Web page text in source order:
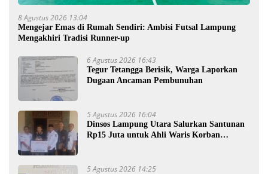
8 Agustus 2026 13:04
Mengejar Emas di Rumah Sendiri: Ambisi Futsal Lampung
Mengakhiri Tradisi Runner-up
6 Agustus 2026 16:43
Tegur Tetangga Berisik, Warga Laporkan
Dugaan Ancaman Pembunuhan
5 Agustus 2026 16:04
Dinsos Lampung Utara Salurkan Santunan
Rp15 Juta untuk Ahli Waris Korban
5 Agustus 2026 14:25